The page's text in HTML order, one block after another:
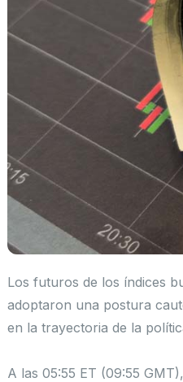
Los futuros de los índices
adoptaron una postura
en la trayectoria de la
A las 05:55 ET (09:55